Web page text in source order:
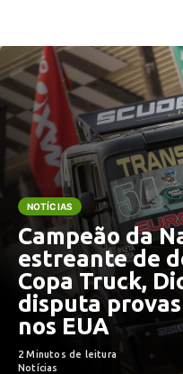
NOTÍCIAS
Campeão da
estreante de
Copa Truck,
disputa
nos EUA
2 Minutos de leitura
Notícias